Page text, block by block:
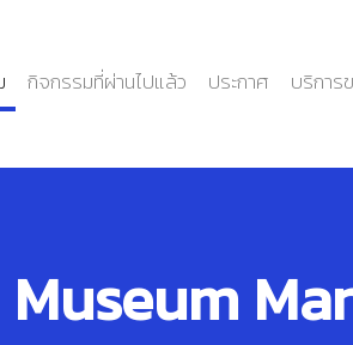
กิจกรรมที่ผ่านไปแล้ว ประกาศ บริการ
Museum